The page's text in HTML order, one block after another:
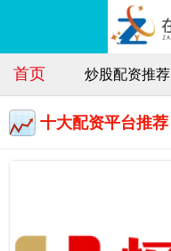
首页 炒股配资推荐
十大配资平台推荐